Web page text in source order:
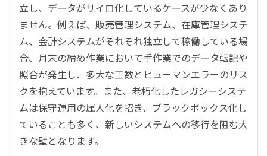
立し、データがサイロ化しているケースが少なくあり
ません。例えば、販売管理システム、在庫管理システ
ム、会計システムがそれぞれ独立して稼働している場
合、月末の締め作業において手作業でのデータ転記や
照合が発生し、多大な工数とヒューマンエラーのリス
クを抱えています。また、老朽化したレガシーシステ
ムは保守運用の属人化を招き、ブラックボックス化し
ていることも多く、新しいシステムへの移行を阻む大
きな壁となります。